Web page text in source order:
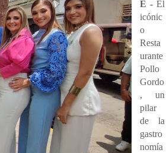
E - El
icónic
o
Resta
urante
Pollo
Gordo
, un
pilar
de la
gastro
nomía